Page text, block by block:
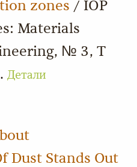
zones / IOP
Materials
№ 3, Т
Детали
Dust Stands Out